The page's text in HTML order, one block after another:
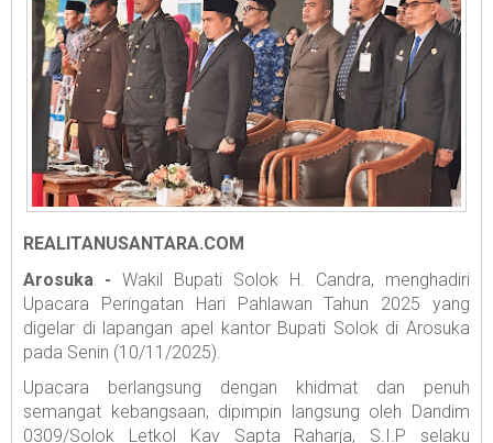
REALITANUSANTARA.COM
Arosuka - Wakil Bupati Solok H. Candra, menghadiri
Upacara Peringatan Hari Pahlawan Tahun 2025 yang
digelar di lapangan apel kantor Bupati Solok di Arosuka
pada Senin (10/11/2025).
Upacara berlangsung dengan khidmat dan penuh
semangat kebangsaan, dipimpin langsung oleh Dandim
0309/Solok Letkol Kav Sapta Raharja, S.I.P selaku